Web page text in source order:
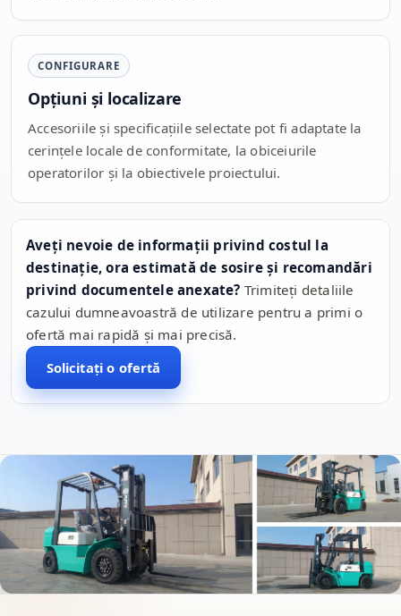
CONFIGURARE
Opțiuni și localizare
Accesoriile și specificațiile selectate pot fi adaptate la
cerințele locale de conformitate, la obiceiurile
operatorilor și la obiectivele proiectului.
Aveți nevoie de informații privind costul la
destinație, ora estimată de sosire și recomandări
privind documentele anexate? Trimiteți detaliile
cazului dumneavoastră de utilizare pentru a primi o
ofertă mai rapidă și mai precisă.
Solicitați o ofertă